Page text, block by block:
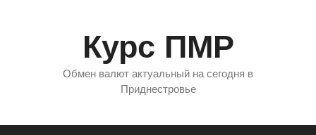
Курс ПМР
Обмен валют актуальный на сегодня в
Приднестровье